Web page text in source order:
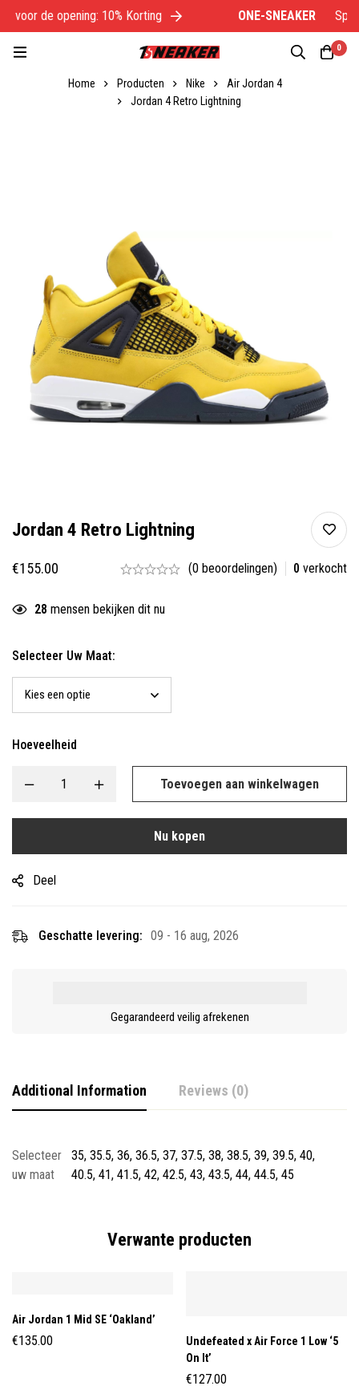
voor de opening: 10% Korting ONE-SNEAKER
0
Home Producten Nike
Air Jordan 4
Jordan 4 Retro Lightning
Jordan 4 Retro Lightning
€155.00 (0 beoordelingen) 0 verkocht
28 mensen bekijken dit nu
Selecteer Uw Maat:
Hoeveelheid
Toevoegen aan winkelwagen
Nu kopen
Deel
Geschatte levering: 09 - 16 aug, 2026
Gegarandeerd veilig afrekenen
Additional Information Reviews (0)
Selecteer
uw maat
35, 35.5, 36, 36.5, 37, 37.5, 38, 38.5, 39, 39.5, 40,
40.5, 41, 41.5, 42, 42.5, 43, 43.5, 44, 44.5, 45
Verwante producten
Air Jordan 1 Mid SE ‘Oakland’
€135.00
Undefeated x Air Force 1 Low ‘5
On It’
€127.00